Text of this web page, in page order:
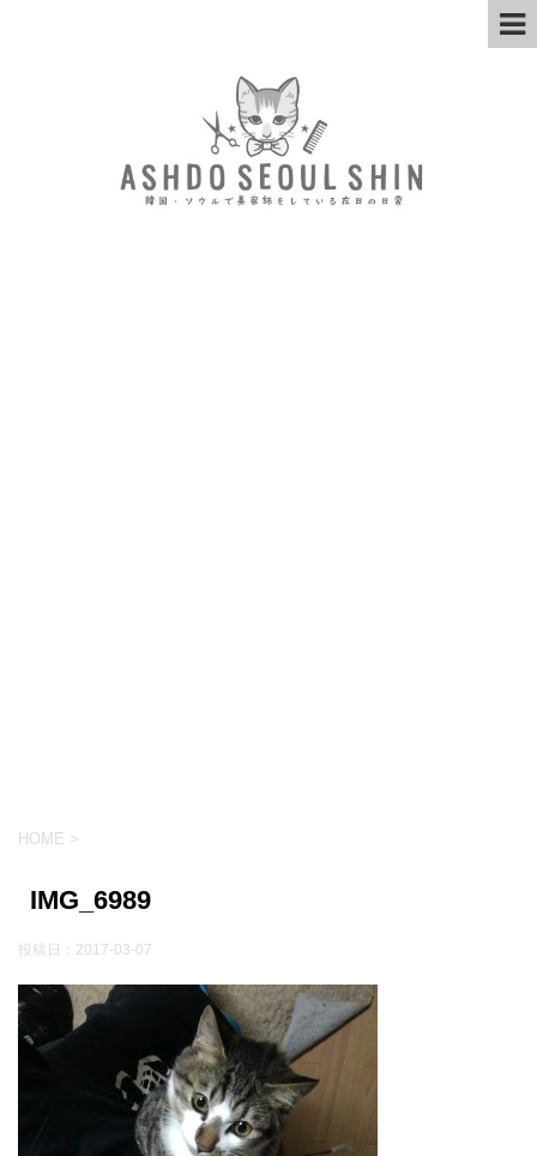
HOME >
IMG_6989
投稿日： 2017-03-07